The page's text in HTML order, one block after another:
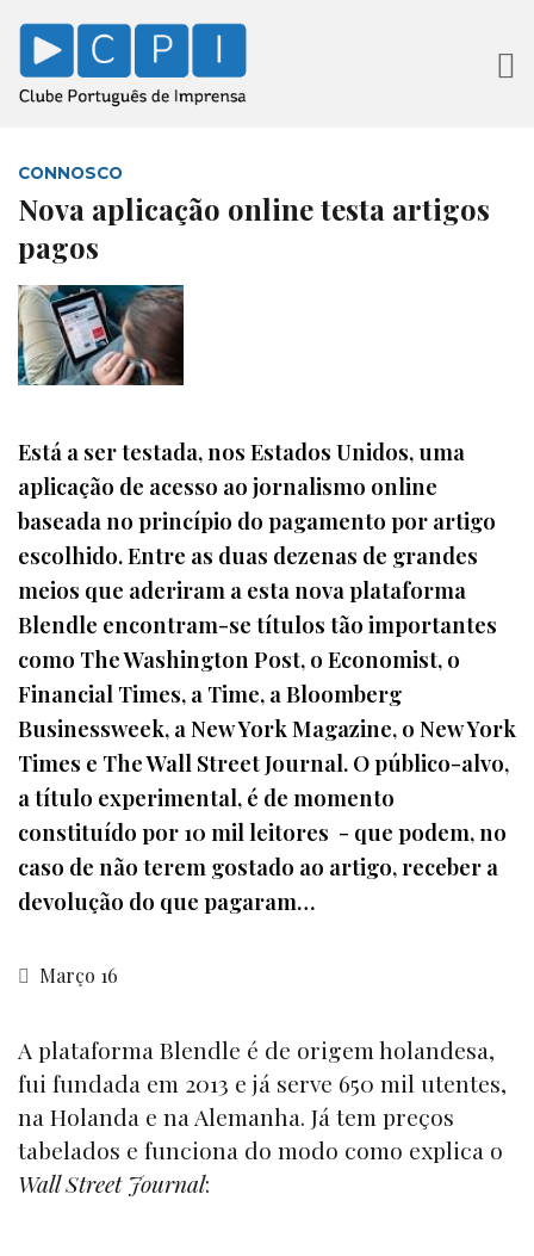
CONNOSCO
Nova aplicação online testa artigos
pagos
Está a ser testada, nos Estados Unidos, uma
aplicação de acesso ao jornalismo online
baseada no princípio do pagamento por artigo
escolhido. Entre as duas dezenas de grandes
meios que aderiram a esta nova plataforma
Blendle encontram-se títulos tão importantes
como The Washington Post, o Economist, o
Financial Times, a Time, a Bloomberg
Businessweek, a New York Magazine, o New York
Times e The Wall Street Journal. O público-alvo,
a título experimental, é de momento
constituído por 10 mil leitores - que podem, no
caso de não terem gostado ao artigo, receber a
devolução do que pagaram…
Março 16
A plataforma Blendle é de origem holandesa,
fui fundada em 2013 e já serve 650 mil utentes,
na Holanda e na Alemanha. Já tem preços
tabelados e funciona do modo como explica o
Wall Street Journal: